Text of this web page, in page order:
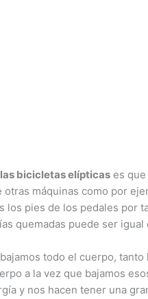
las bicicletas elípticas es
máquinas como por
los pies de los pedales por
quemadas puede ser igual
todo el cuerpo, tanto
a la vez que bajamos
y nos hacen tener una